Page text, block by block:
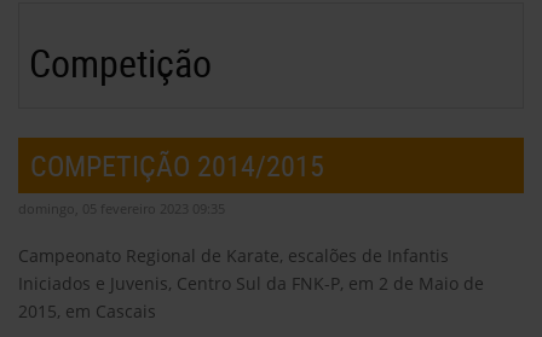
Competição
COMPETIÇÃO 2014/2015
domingo, 05 fevereiro 2023 09:35
Campeonato Regional de Karate, escalões de Infantis
Iniciados e Juvenis, Centro Sul da FNK-P, em 2 de Maio de
2015, em Cascais